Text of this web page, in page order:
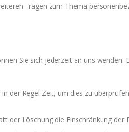
Fragen zum Thema
Sie sich jederzeit an uns
Regel Zeit, um dies zu
der Löschung die Einschränkung der